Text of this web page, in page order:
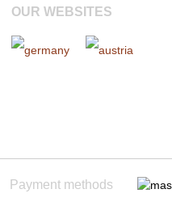
OUR WEBSITES
Payment methods